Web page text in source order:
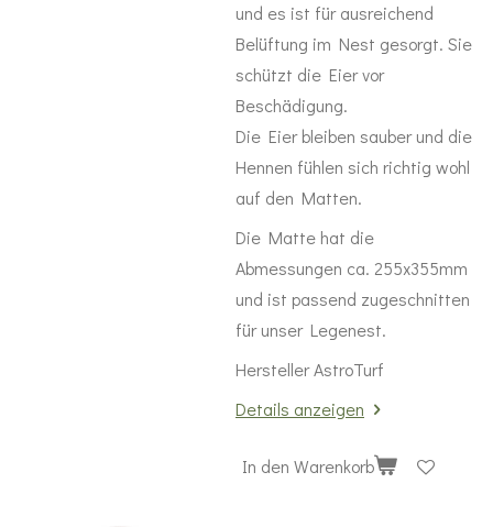
und es ist für ausreichend
Belüftung im Nest gesorgt. Sie
schützt die Eier vor
Beschädigung.
Die Eier bleiben sauber und die
Hennen fühlen sich richtig wohl
auf den Matten.
Die Matte hat die
Abmessungen ca. 255x355mm
und ist passend zugeschnitten
für unser Legenest.
Hersteller AstroTurf
Details anzeigen
In den Warenkorb